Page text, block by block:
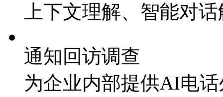
上下文理解、智能对
通知回访调查
为企业内部提供AI电